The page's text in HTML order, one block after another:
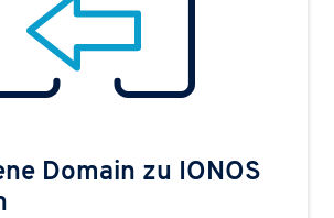
Domain zu IONOS